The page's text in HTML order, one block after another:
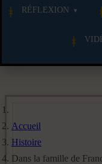
RÉFLEXION
Accueil
Histoire
Dans la famille de